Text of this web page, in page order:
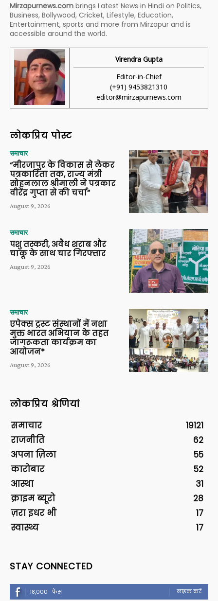
Mirzapurnews.com brings Latest News in Hindi on Politics,
Business, Bollywood, Cricket, Lifestyle, Education,
Entertainment, sports and more from Mirzapur and is
accessible around the world.
Virendra Gupta
Editor-in-Chief
(+91) 9453821310
editor@mirzapurnews.com
लोकप्रिय पोस्ट
समाचार
“मीरजापुर के विकास से लेकर
पत्रकारिता तक, राज्य मंत्री
सोहनलाल श्रीमाली ने पत्रकार
वीरेंद्र गुप्ता से की चर्चा”
August 9, 2026
समाचार
पशु तस्करी, अवैध शराब और
चाकू के साथ चार गिरफ्तार
August 9, 2026
समाचार
एपेक्स ट्रस्ट संस्थानों में नशा
मुक्त भारत अभियान के तहत
जागरूकता कार्यक्रम का
आयोजन*
August 9, 2026
लोकप्रिय श्रेणियां
समाचार
19121
राजनीति
62
अपना ज़िला
55
कारोबार
52
आस्था
31
क्राइम ब्यूरो
28
ज़रा इधर भी
17
स्वास्थ्य
17
STAY CONNECTED
18,000 फैंस लाइक करें